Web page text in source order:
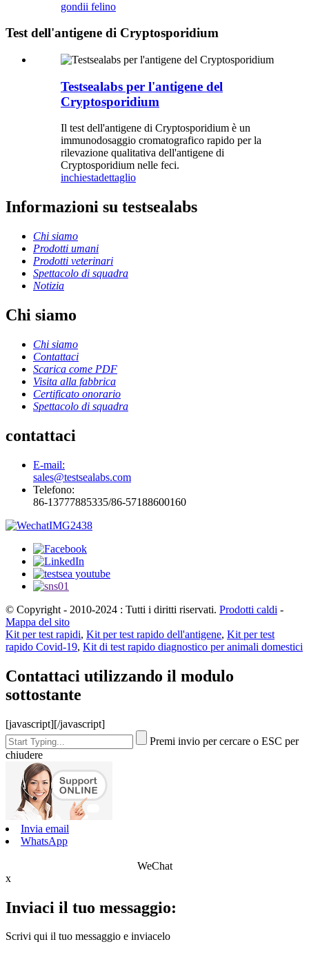
gondii felino
Test dell'antigene di Cryptosporidium
Testsealabs per l'antigene del
Cryptosporidium
Il test dell'antigene di Cryptosporidium è un
immunodosaggio cromatografico rapido per la
rilevazione qualitativa dell'antigene di
Cryptosporidium nelle feci.
inchiestadettaglio
Informazioni su testsealabs
Chi siamo
Prodotti umani
Prodotti veterinari
Spettacolo di squadra
Notizia
Chi siamo
Chi siamo
Contattaci
Scarica come PDF
Visita alla fabbrica
Certificato onorario
Spettacolo di squadra
contattaci
E-mail:
sales@testsealabs.com
Telefono:
86-13777885335/86-57188600160
© Copyright - 2010-2024 : Tutti i diritti riservati. Prodotti caldi -
Mappa del sito
Kit per test rapidi, Kit per test rapido dell'antigene, Kit per test
rapido Covid-19, Kit di test rapido diagnostico per animali domestici
Contattaci utilizzando il modulo
sottostante
[javascript][/javascript]
Premi invio per cercare o ESC per
chiudere
Invia email
WhatsApp
WeChat
x
Inviaci il tuo messaggio:
Scrivi qui il tuo messaggio e inviacelo